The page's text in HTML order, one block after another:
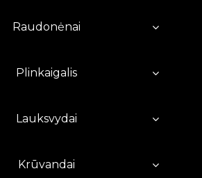
Raudonėnai
Plinkaigalis
Lauksvydai
Krūvandai